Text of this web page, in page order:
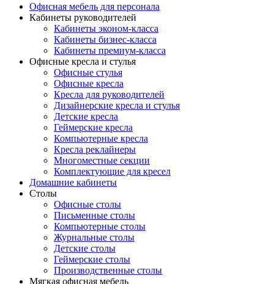
Офисная мебель для персонала
Кабинеты руководителей
Кабинеты эконом-класса
Кабинеты бизнес-класса
Кабинеты премиум-класса
Офисные кресла и стулья
Офисные стулья
Офисные кресла
Кресла для руководителей
Дизайнерские кресла и стулья
Детские кресла
Геймерские кресла
Компьютерные кресла
Кресла реклайнеры
Многоместные секции
Комплектующие для кресел
Домашние кабинеты
Столы
Офисные столы
Письменные столы
Компьютерные столы
Журнальные столы
Детские столы
Геймерские столы
Производственные столы
Мягкая офисная мебель